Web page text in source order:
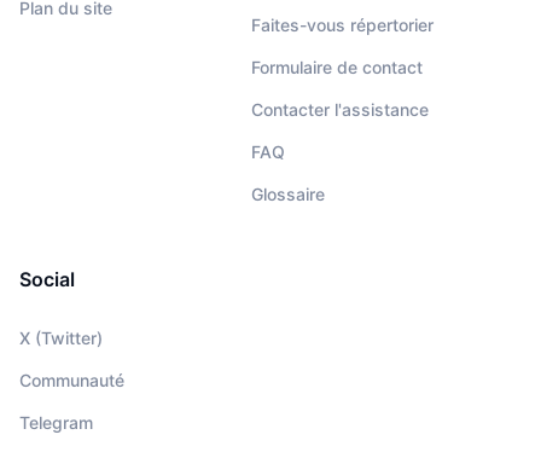
Plan du site
Faites-vous répertorier
Formulaire de contact
Contacter l'assistance
FAQ
Glossaire
Social
X (Twitter)
Communauté
Telegram